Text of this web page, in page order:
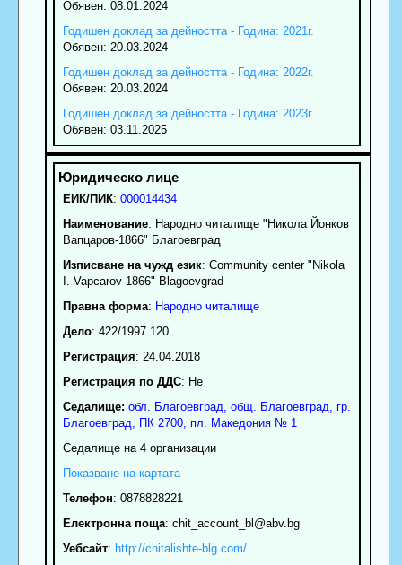
Обявен: 08.01.2024
Годишен доклад за дейността - Година: 2021г.
Обявен: 20.03.2024
Годишен доклад за дейността - Година: 2022г.
Обявен: 20.03.2024
Годишен доклад за дейността - Година: 2023г.
Обявен: 03.11.2025
ЕИК/ПИК: 000014434
Наименование: Народно читалище "Никола Йонков
Вапцаров-1866" Благоевград
Изписване на чужд език: Community center "Nikola
I. Vapcarov-1866" Blagoevgrad
Правна форма: Народно читалище
Дело: 422/1997 120
Регистрация: 24.04.2018
Регистрация по ДДС: Нe
Седалище: обл. Благоевград общ. Благоевград гр.
Благоевград , ПК 2700, пл. Македония № 1
Седалище на 4 организации
Показване на картата
Телефон: 0878828221
Електронна поща: chit_account_bl @abv.bg
Уебсайт: http://chitalishte-blg.com/